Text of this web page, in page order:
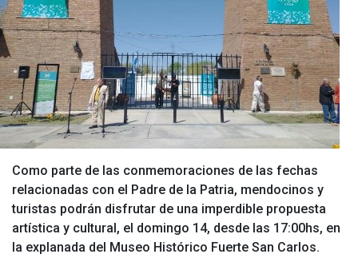
Como parte de las conmemoraciones de las fechas
relacionadas con el Padre de la Patria, mendocinos y
turistas podrán disfrutar de una imperdible propuesta
artística y cultural, el domingo 14, desde las 17:00hs, en
la explanada del Museo Histórico Fuerte San Carlos.